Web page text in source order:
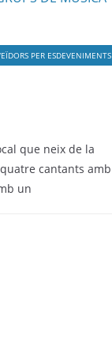
PER ESDEVENIMENTS
que neix de la
cantants amb
un